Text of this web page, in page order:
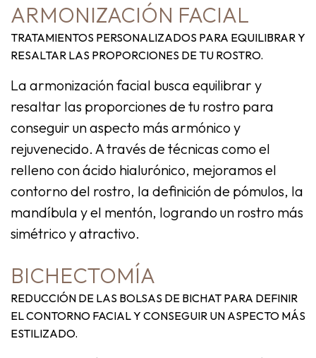
ARMONIZACIÓN FACIAL
TRATAMIENTOS PERSONALIZADOS PARA EQUILIBRAR Y
RESALTAR LAS PROPORCIONES DE TU ROSTRO.
La armonización facial busca equilibrar y
resaltar las proporciones de tu rostro para
conseguir un aspecto más armónico y
rejuvenecido. A través de técnicas como el
relleno con ácido hialurónico, mejoramos el
contorno del rostro, la definición de pómulos, la
mandíbula y el mentón, logrando un rostro más
simétrico y atractivo.
BICHECTOMÍA
REDUCCIÓN DE LAS BOLSAS DE BICHAT PARA DEFINIR
EL CONTORNO FACIAL Y CONSEGUIR UN ASPECTO MÁS
ESTILIZADO.